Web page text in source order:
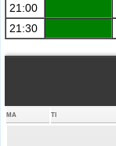
21:00
21:30
MA TI